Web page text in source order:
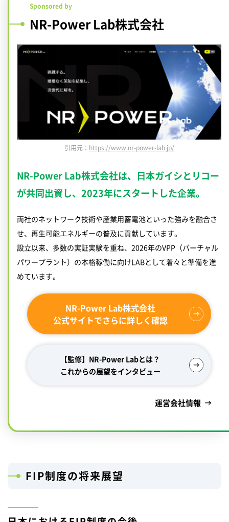
Sponsored by
NR-Power Lab株式会社
引用元： https://www.nr-power-lab.jp/
NR-Power Lab株式会社は、⽇本ガイシとリコー
が共同出資し、2023年にスタートした企業。
両社のネットワーク技術や産業用蓄電池といった強みを融合さ
せ、再生可能エネルギーの普及に貢献しています。
設立以来、多数の実証実験を重ね、2026年のVPP（バーチャル
パワープラント）の本格稼働に向けLABとして着々と準備を進
めています。
NR-Power Lab株式会社
公式サイトでさらに詳しく確認
【監修】NR-Power Labとは？
これからの展望をインタビュー
運営会社情報
FIP制度の将来展望